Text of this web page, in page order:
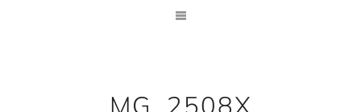
MG_2508X